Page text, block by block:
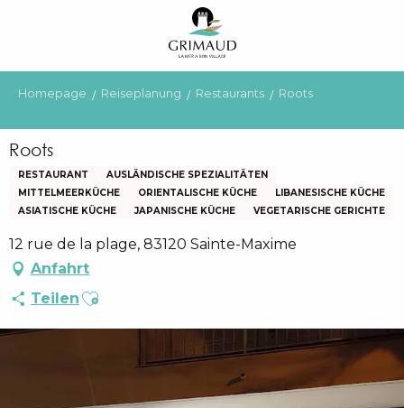
principal
Homepage Reiseplanung Restaurants Roots
Roots
RESTAURANT
AUSLÄNDISCHE SPEZIALITÄTEN
MITTELMEERKÜCHE
ORIENTALISCHE KÜCHE
LIBANESISCHE KÜCHE
ASIATISCHE KÜCHE
JAPANISCHE KÜCHE VEGETARISCHE GERICHTE
12 rue de la plage, 83120 Sainte-Maxime
Anfahrt
Teilen Ajouter aux favoris